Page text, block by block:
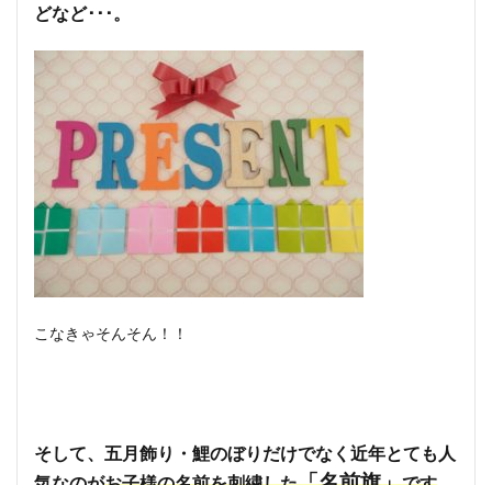
どなど･･･。
こなきゃそんそん！！
そして、五月飾り・鯉のぼりだけでなく近年とても人